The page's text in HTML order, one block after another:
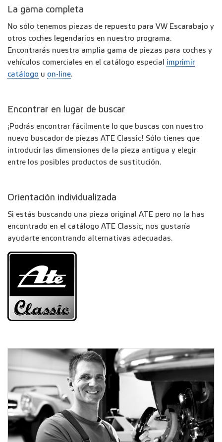
La gama completa
No sólo tenemos piezas de repuesto para VW Escarabajo y
otros coches legendarios en nuestro programa.
Encontrarás nuestra amplia gama de piezas para coches y
vehículos comerciales en el catálogo especial imprimir
catálogo u on-line.
Encontrar en lugar de buscar
¡Podrás encontrar fácilmente lo que buscas con nuestro
nuevo buscador de piezas ATE Classic! Sólo tienes que
introducir las dimensiones de la pieza antigua y elegir
entre los posibles productos de sustitución.
Orientación individualizada
Si estás buscando una pieza original ATE pero no la has
encontrado en el catálogo ATE Classic, nos gustaría
ayudarte encontrando alternativas adecuadas.